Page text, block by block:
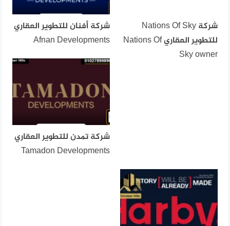
شركة Nations Of Sky
للتطوير العقاري Nations Of
Sky owner
شركة أفنان للتطوير العقاري
Afnan Developments
شركة تمدن للتطوير العقاري
Tamadon Developments